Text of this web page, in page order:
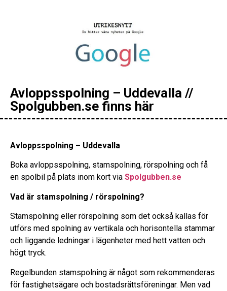
Avloppsspolning – Uddevalla //
Spolgubben.se finns här
Avloppsspolning – Uddevalla
Boka avloppsspolning, stamspolning, rörspolning och få
en spolbil på plats inom kort via Spolgubben.se
Vad är stamspolning / rörspolning?
Stamspolning eller rörspolning som det också kallas för
utförs med spolning av vertikala och horisontella stammar
och liggande ledningar i lägenheter med hett vatten och
högt tryck.
Regelbunden stamspolning är något som rekommenderas
för fastighetsägare och bostadsrättsföreningar. Men vad